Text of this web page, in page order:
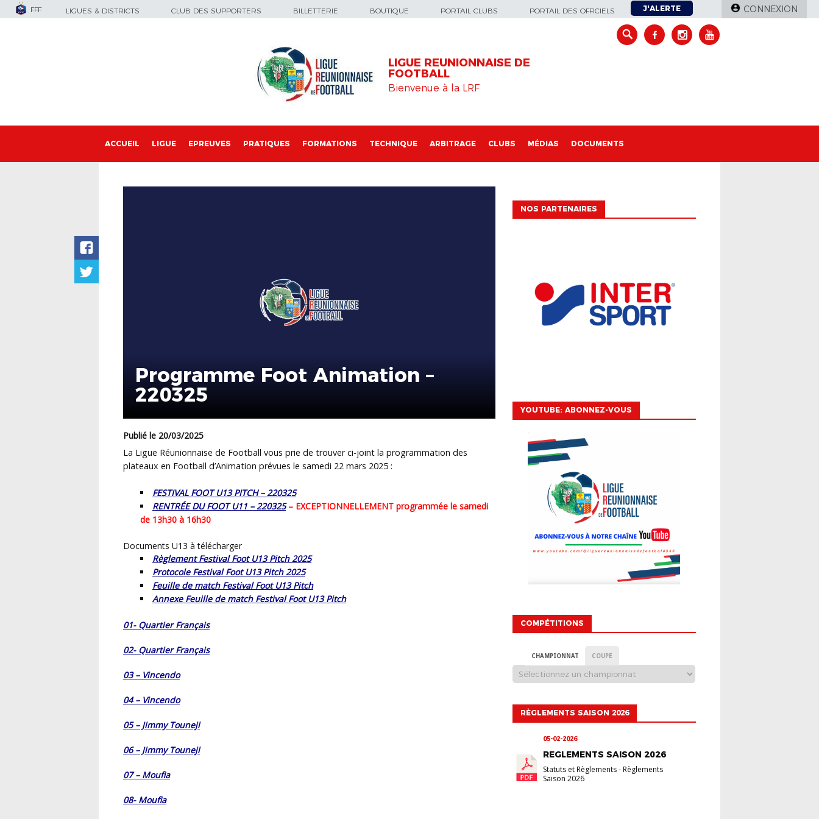
FFF LIGUES & DISTRICTS CLUB DES SUPPORTERS BILLETTERIE BOUTIQUE PORTAIL CLUBS PORTAIL DES OFFICIELS J'ALERTE CONNEXION
LIGUE REUNIONNAISE DE
FOOTBALL
Bienvenue à la LRF
ACCUEIL LIGUE EPREUVES PRATIQUES FORMATIONS TECHNIQUE ARBITRAGE CLUBS MÉDIAS DOCUMENTS
Programme Foot Animation –
220325
Publié le 20/03/2025
La Ligue Réunionnaise de Football vous prie de trouver ci-joint la programmation des
plateaux en Football d’Animation prévues le samedi 22 mars 2025 :
FESTIVAL FOOT U13 PITCH – 220325
RENTRÉE DU FOOT U11 – 220325 – EXCEPTIONNELLEMENT programmée le samedi
de 13h30 à 16h30
Documents U13 à télécharger
Règlement Festival Foot U13 Pitch 2025
Protocole Festival Foot U13 Pitch 2025
Feuille de match Festival Foot U13 Pitch
Annexe Feuille de match Festival Foot U13 Pitch
01- Quartier Français
02- Quartier Français
03 – Vincendo
04 – Vincendo
05 – Jimmy Touneji
06 – Jimmy Touneji
07 – Moufia
08- Moufia
NOS PARTENAIRES
YOUTUBE: ABONNEZ-VOUS
COMPÉTITIONS
CHAMPIONNAT COUPE
RÈGLEMENTS SAISON 2026
05-02-2026
REGLEMENTS SAISON 2026
Statuts et Règlements- Règlements
Saison 2026